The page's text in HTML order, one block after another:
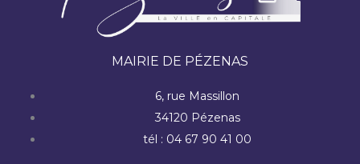
MAIRIE DE PÉZENAS
6, rue Massillon
34120 Pézenas
tél : 04 67 90 41 00